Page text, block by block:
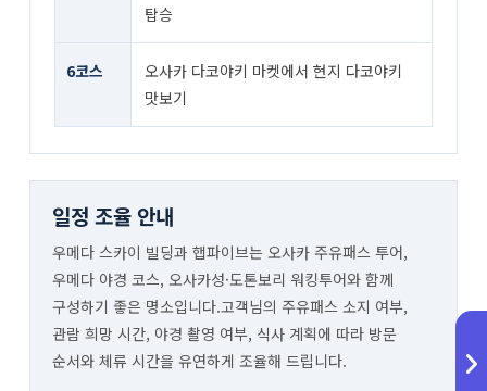
탑승
6코스
오사카 다코야키 마켓에서 현지 다코야키
맛보기
일정 조율 안내
우메다 스카이 빌딩과 햅파이브는 오사카 주유패스 투어,
우메다 야경 코스, 오사카성·도톤보리 워킹투어와 함께
구성하기 좋은 명소입니다.고객님의 주유패스 소지 여부,
관람 희망 시간, 야경 촬영 여부, 식사 계획에 따라 방문
순서와 체류 시간을 유연하게 조율해 드립니다.